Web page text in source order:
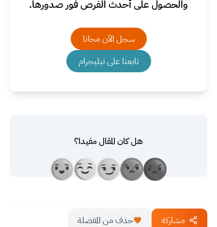
والحصول على أحدث الفرص فور صدورها.
سجل الآن مجانا
تابعنا على تيليجرام
هل كان المقال مفيدا؟
مشاركة حذف من المفضلة